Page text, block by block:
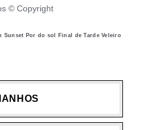
© Copyright
Sunset Por do sol Final de Tarde Veleiro